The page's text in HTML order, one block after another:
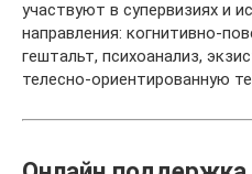
участвуют в супервизиях и
направления: когнитивно-
гештальт, психоанализ,
телесно-ориентированную